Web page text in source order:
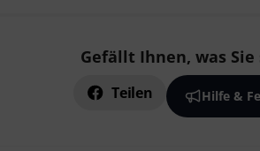
Gefällt Ihnen, was Sie
Teilen Hilfe &